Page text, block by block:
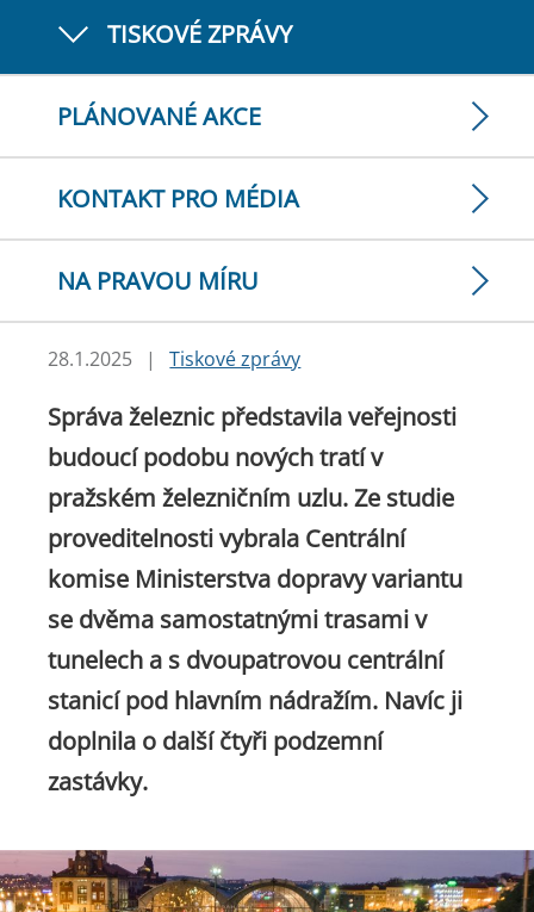
TISKOVÉ ZPRÁVY
PLÁNOVANÉ AKCE
KONTAKT PRO MÉDIA
NA PRAVOU MÍRU
28.1.2025 | Tiskové zprávy
Správa železnic představila veřejnosti
budoucí podobu nových tratí v
pražském železničním uzlu. Ze studie
proveditelnosti vybrala Centrální
komise Ministerstva dopravy variantu
se dvěma samostatnými trasami v
tunelech a s dvoupatrovou centrální
stanicí pod hlavním nádražím. Navíc ji
doplnila o další čtyři podzemní
zastávky.